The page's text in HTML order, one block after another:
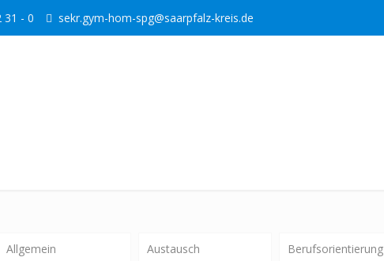
31 - 0 sekr.gym-hom-spg@saarpfalz-kreis.de
Allgemein Austausch Berufsorientierung